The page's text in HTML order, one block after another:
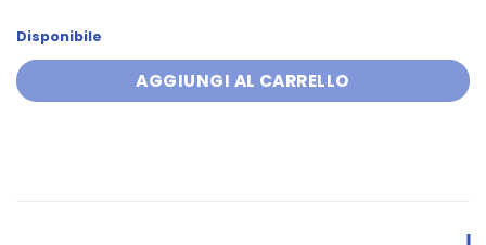
era:
12,90 €.
è:
12,25 €.
Disponibile
AGGIUNGI AL CARRELLO